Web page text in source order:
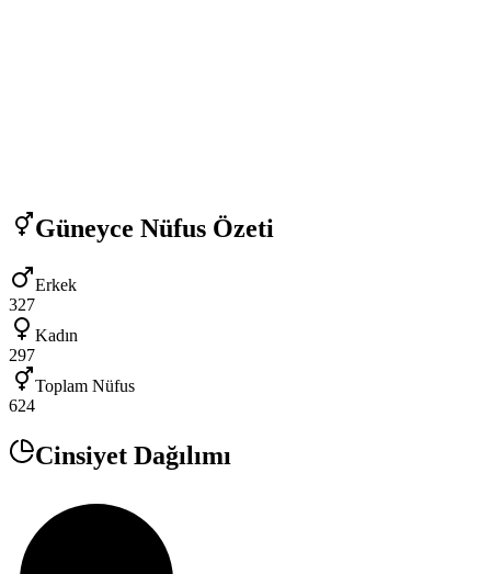
Güneyce Nüfus Özeti
Erkek
327
Kadın
297
Toplam Nüfus
624
Cinsiyet Dağılımı